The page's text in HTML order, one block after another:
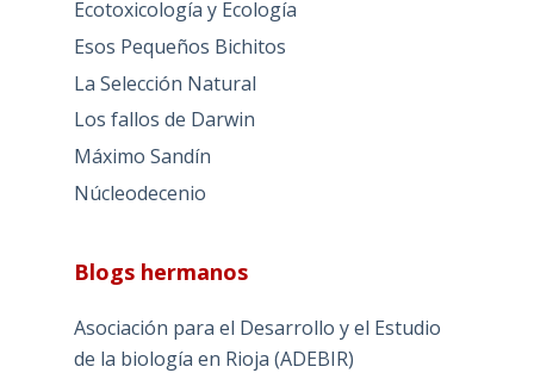
Ecotoxicología y Ecología
Esos Pequeños Bichitos
La Selección Natural
Los fallos de Darwin
Máximo Sandín
Núcleodecenio
Blogs hermanos
Asociación para el Desarrollo y el Estudio
de la biología en Rioja (ADEBIR)